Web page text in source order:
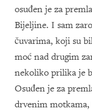
osuđen je za
Bijeljine. I sam
čuvarima, koji su
moć nad drugim
nekoliko prilika je
Osuđen je za
drvenim motkama,